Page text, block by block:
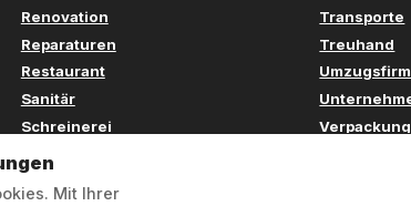
Renovation
Reparaturen
Restaurant
Sanitär
Schreinerei
Transporte
Treuhand
Mit Ihrer